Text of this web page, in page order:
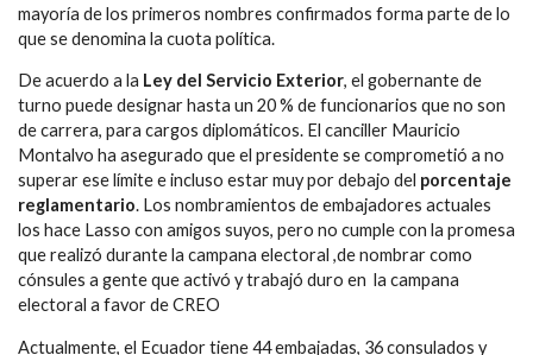
mayoría de los primeros nombres confirmados forma parte de lo
que se denomina la cuota política.
De acuerdo a la Ley del Servicio Exterior, el gobernante de
turno puede designar hasta un 20 % de funcionarios que no son
de carrera, para cargos diplomáticos. El canciller Mauricio
Montalvo ha asegurado que el presidente se comprometió a no
superar ese límite e incluso estar muy por debajo del porcentaje
reglamentario. Los nombramientos de embajadores actuales
los hace Lasso con amigos suyos, pero no cumple con la promesa
que realizó durante la campana electoral ,de nombrar como
cónsules a gente que activó y trabajó duro en la campana
electoral a favor de CREO
Actualmente, el Ecuador tiene 44 embajadas, 36 consulados y